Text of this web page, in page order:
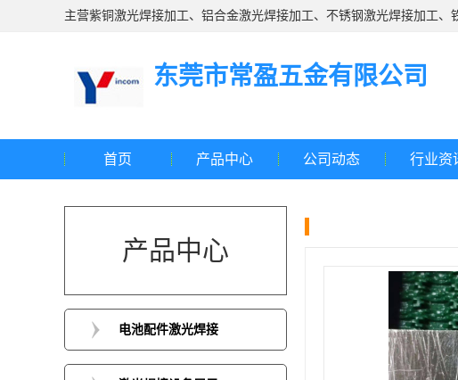
主营紫铜激光焊接加工、铝合金激光焊接加工、不锈钢激光焊接加工
东莞市常盈五金有限公司
首页 产品中心 公司动态 行业资
产品中心
电池配件激光焊接